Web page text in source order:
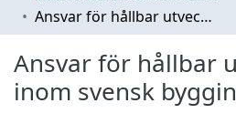
Ansvar för hållbar utveckling inom svensk byggindustri
Ansvar för hållbar
inom svensk